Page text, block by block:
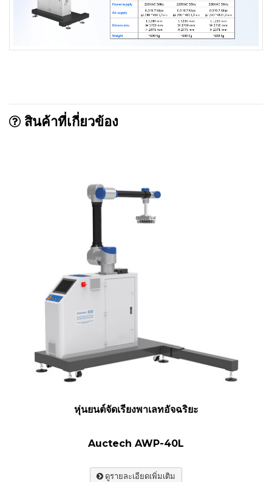
สินค้าที่เกี่ยวข้อง
หุ่นยนต์จัดเรียงพาเลทอัจฉริยะ
Auctech AWP-40L
ดูรายละเอียดเพิ่มเติม